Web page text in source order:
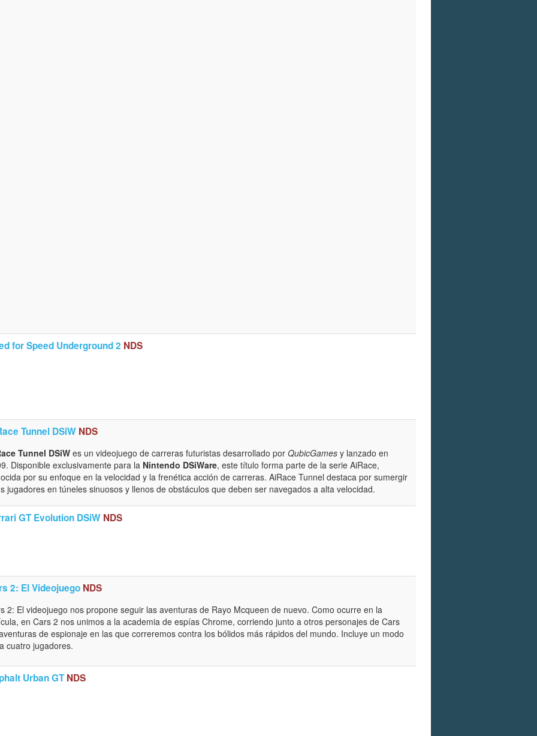
for Speed Underground 2 NDS
Tunnel DSiW NDS
Tunnel DSiW es un videojuego de carreras futuristas desarrollado por QubicGames y lanzado en
Disponible exclusivamente para la Nintendo DSiWare, este título forma parte de la serie AiRace,
por su enfoque en la velocidad y la frenética acción de carreras. AiRace Tunnel destaca por sumergir
jugadores en túneles sinuosos y llenos de obstáculos que deben ser navegados a alta velocidad.
GT Evolution DSiW NDS
2: El Videojuego NDS
2: El videojuego nos propone seguir las aventuras de Rayo Mcqueen de nuevo. Como ocurre en la
en Cars 2 nos unimos a la academia de espías Chrome, corriendo junto a otros personajes de Cars
de espionaje en las que correremos contra los bólidos más rápidos del mundo. Incluye un modo
cuatro jugadores.
Urban GT NDS